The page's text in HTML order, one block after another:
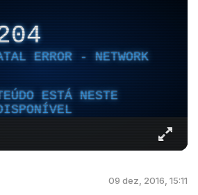
ERROR - NETWORK
ESTÁ NESTE
09 dez, 2016, 15:11